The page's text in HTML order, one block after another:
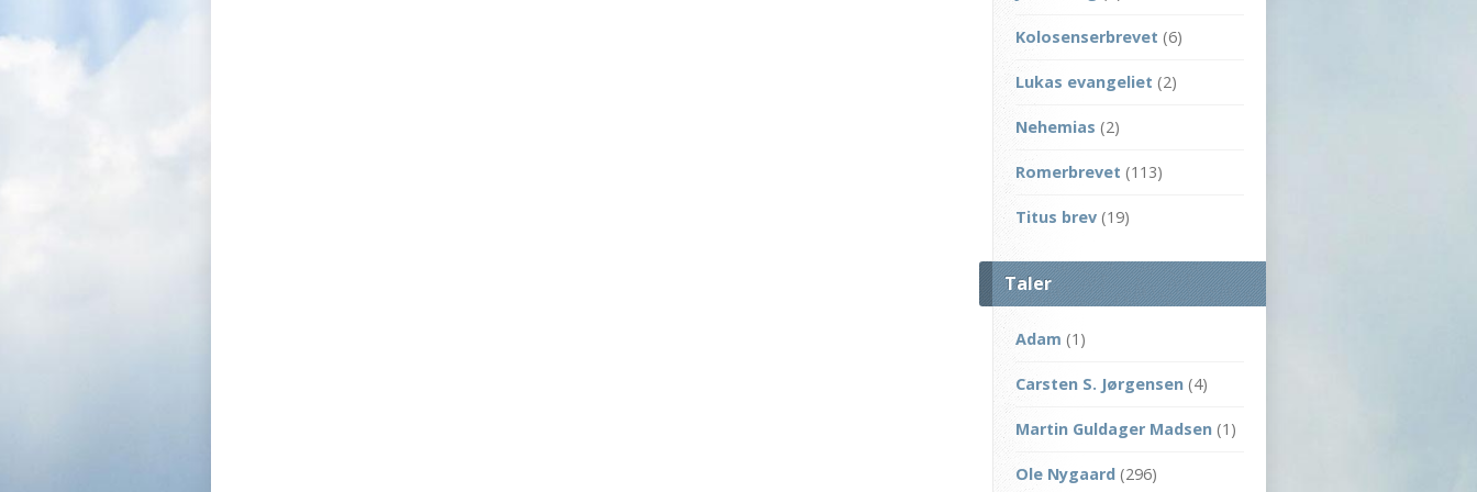
Kolosenserbrevet (6)
Lukas evangeliet (2)
Nehemias (2)
Romerbrevet (113)
Titus brev (19)
Taler
Adam (1)
Carsten S. Jørgensen (4)
Martin Guldager Madsen (1)
Ole Nygaard (296)